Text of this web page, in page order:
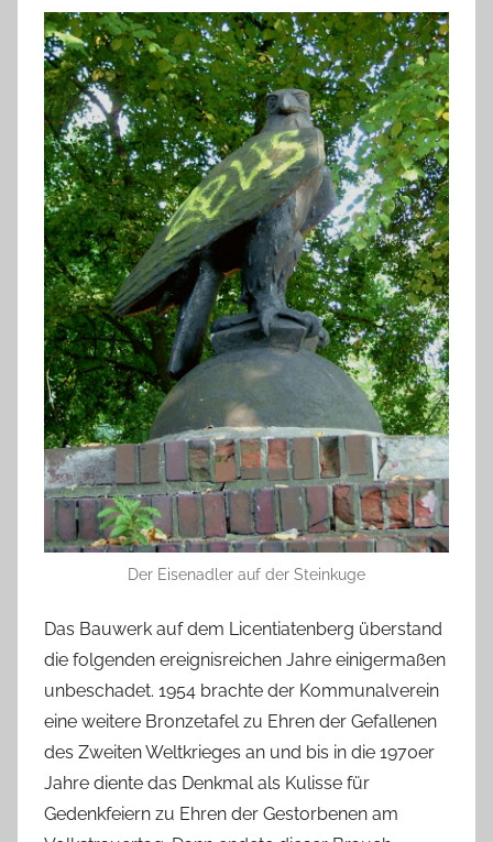
Der Eisenadler auf der Steinkuge
Das Bauwerk auf dem Licentiatenberg überstand
die folgenden ereignisreichen Jahre einigermaßen
unbeschadet. 1954 brachte der Kommunalverein
eine weitere Bronzetafel zu Ehren der Gefallenen
des Zweiten Weltkrieges an und bis in die 1970er
Jahre diente das Denkmal als Kulisse für
Gedenkfeiern zu Ehren der Gestorbenen am